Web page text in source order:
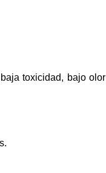
toxicidad, bajo